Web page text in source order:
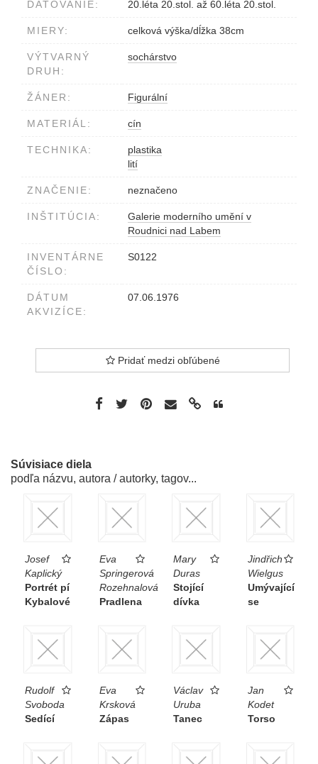
DATOVANIE: 20.léta 20.stol. až 60.léta 20.stol.
MIERY: celková výška/dĺžka 38cm
VÝTVARNÝ
DRUH:
sochárstvo
ŽÁNER: Figurální
MATERIÁL: cín
TECHNIKA:
plastika
lití
ZNAČENIE: neznačeno
INŠTITÚCIA:
Galerie moderního umění v
Roudnici nad Labem
INVENTÁRNE
ČÍSLO:
S0122
DÁTUM
AKVIZÍCE:
07.06.1976
Pridať medzi obľúbené
Súvisiace diela
podľa názvu, autora / autorky, tagov...
Josef
Kaplický
Portrét pí
Kybalové
Eva
Springerová
Rozehnalová
Pradlena
Mary
Duras
Stojící
dívka
Jindřich
Wielgus
Umývající
se
Rudolf
Svoboda
Sedící
Eva
Krsková
Zápas
Václav
Uruba
Tanec
Jan
Kodet
Torso